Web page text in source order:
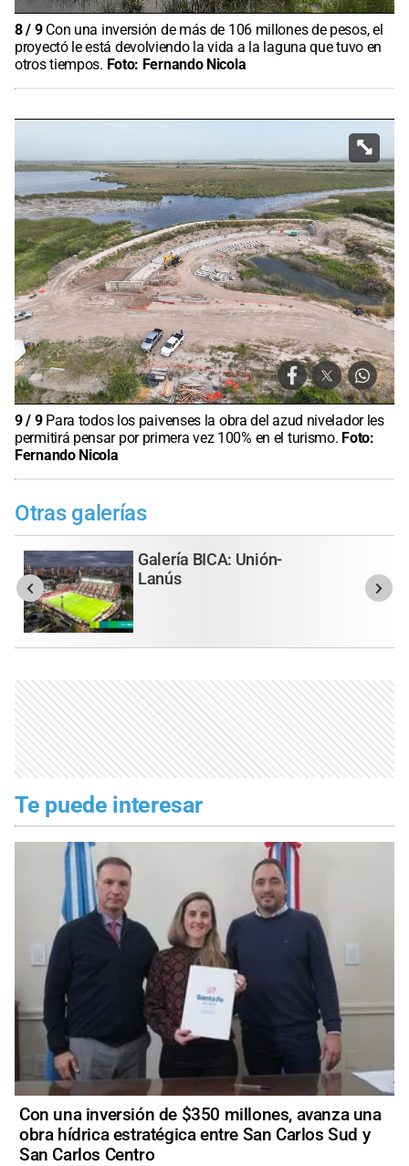
8/ 9 Con una inversión de más de 106 millones de pesos, el
proyectó le está devolviendo la vida a la laguna que tuvo en
otros tiempos. Foto: Fernando Nicola
9/ 9 Para todos los paivenses la obra del azud nivelador les
permitirá pensar por primera vez 100% en el turismo. Foto:
Fernando Nicola
Otras galerías
Galería BICA: Unión-
Lanús
Te puede interesar
Con una inversión de $350 millones, avanza una
obra hídrica estratégica entre San Carlos Sud y
San Carlos Centro